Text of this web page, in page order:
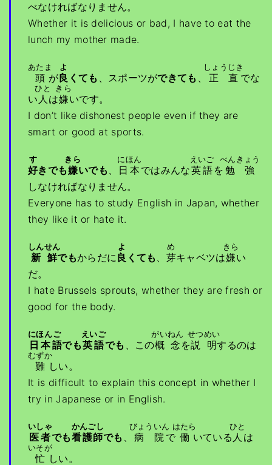
べなければなりません。
Whether it is delicious or bad, I have to eat the
lunch my mother made.
頭
あたま
が良
よ
くても 、スポーツができても 、 正直
しょうじき
でな
い 人
ひと
は嫌
きら
いです。
I don’t like dishonest people even if they are
smart or good at sports.
好
す
きでも嫌
きら
いでも 、 日本
にほん
ではみんな英語
えいご
を 勉強
べんきょう
しなければなりません。
Everyone has to study English in Japan, whether
they like it or hate it.
新鮮
しんせん
でもからだに良
よ
くても 、 芽
め
キャベツは嫌
きら
い
だ。
I hate Brussels sprouts, whether they are fresh or
good for the body.
日本
にほん
語
ご
でも英語
えいご
でも 、この概念
がいねん
を説明
せつめい
するのは
難
むずか
しい。
It is difficult to explain this concept in whether I
try in Japanese or in English.
医者
いしゃ
でも看護師
かんごし
でも 、 病院
びょういん
で 働
はたら
いている 人
ひと
は
忙
いそが
しい。